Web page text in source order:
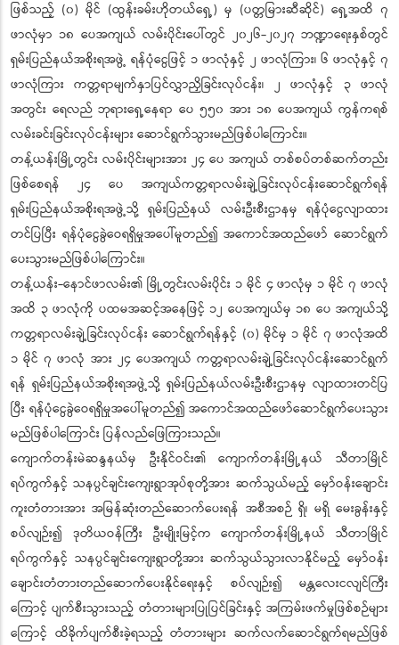
ဖြစ်သည့် (၀) မိုင် (ထွန်းခမ်းဟိုတယ်ရှေ့) မှ (ပတ္တမြားဆီဆိုင်) ရှေ့အထိ ၇
ဖာလုံမှာ ၁၈ ပေအကျယ် လမ်းပိုင်းပေါ်တွင် ၂၀၂၆-၂၀၂၇ ဘဏ္ဍာရေးနှစ်တွင်
ရှမ်းပြည်နယ်အစိုးရအဖွဲ့ ရန်ပုံငွေဖြင့် ၁ ဖာလုံနှင့် ၂ ဖာလုံကြား၊ ၆ ဖာလုံနှင့် ၇
ဖာလုံကြား ကတ္တရာမျက်နှာပြင်လွှာညှိခြင်းလုပ်ငန်း၊ ၂ ဖာလုံနှင့် ၃ ဖာလုံ
အတွင်း ရေလည် ဘုရားရှေ့နေရာ ပေ ၅၅၀ အား ၁၈ ပေအကျယ် ကွန်ကရစ်
လမ်းခင်းခြင်းလုပ်ငန်းများ ဆောင်ရွက်သွားမည်ဖြစ်ပါကြောင်း။
တန့်ယန်းမြို့တွင်း လမ်းပိုင်းများအား ၂၄ ပေ အကျယ် တစ်စပ်တစ်ဆက်တည်း
ဖြစ်စေရန် ၂၄ ပေ အကျယ်ကတ္တရာလမ်းချဲ့ခြင်းလုပ်ငန်းဆောင်ရွက်ရန်
ရှမ်းပြည်နယ်အစိုးရအဖွဲ့သို့ ရှမ်းပြည်နယ် လမ်းဦးစီးဌာနမှ ရန်ပုံငွေလျာထား
တင်ပြပြီး ရန်ပုံငွေခွဲဝေရရှိမှုအပေါ်မူတည်၍ အကောင်အထည်ဖော် ဆောင်ရွက်
ပေးသွားမည်ဖြစ်ပါကြောင်း။
တန့်ယန်း-နောင်ဖာလမ်း၏ မြို့တွင်းလမ်းပိုင်း ၁ မိုင် ၄ ဖာလုံမှ ၁ မိုင် ၇ ဖာလုံ
အထိ ၃ ဖာလုံကို ပထမအဆင့်အနေဖြင့် ၁၂ ပေအကျယ်မှ ၁၈ ပေ အကျယ်သို့
ကတ္တရာလမ်းချဲ့ခြင်းလုပ်ငန်း ဆောင်ရွက်ရန်နှင့် (၀) မိုင်မှ ၁ မိုင် ၇ ဖာလုံအထိ
၁ မိုင် ၇ ဖာလုံ အား ၂၄ ပေအကျယ် ကတ္တရာလမ်းချဲ့ခြင်းလုပ်ငန်းဆောင်ရွက်
ရန် ရှမ်းပြည်နယ်အစိုးရအဖွဲ့သို့ ရှမ်းပြည်နယ်လမ်းဦးစီးဌာနမှ လျာထားတင်ပြ
ပြီး ရန်ပုံငွေခွဲဝေရရှိမှုအပေါ်မူတည်၍ အကောင်အထည်ဖော်ဆောင်ရွက်ပေးသွား
မည်ဖြစ်ပါကြောင်း ပြန်လည်ဖြေကြားသည်။
ကျောက်တန်းမဲဆန္ဒနယ်မှ ဦးနိုင်ဝင်း၏ ကျောက်တန်းမြို့နယ် သီတာမြိုင်
ရပ်ကွက်နှင့် သနပ္ပင်ချင်းကျေးရွာအုပ်စုတို့အား ဆက်သွယ်မည့် မှော်ဝန်းချောင်း
ကူးတံတားအား အမြန်ဆုံးတည်ဆောက်ပေးရန် အစီအစဉ် ရှိ၊ မရှိ မေးခွန်းနှင့်
စပ်လျဉ်း၍ ဒုတိယဝန်ကြီး ဦးမျိုးမြင့်က ကျောက်တန်းမြို့နယ် သီတာမြိုင်
ရပ်ကွက်နှင့် သနပ္ပင်ချင်းကျေးရွာတို့အား ဆက်သွယ်သွားလာနိုင်မည့် မှော်ဝန်း
ချောင်းတံတားတည်ဆောက်ပေးနိုင်ရေးနှင့် စပ်လျဉ်း၍ မန္တလေးငလျင်ကြီး
ကြောင့် ပျက်စီးသွားသည့် တံတားများပြုပြင်ခြင်းနှင့် အကြမ်းဖက်မှုဖြစ်စဉ်များ
ကြောင့် ထိခိုက်ပျက်စီးခဲ့ရသည့် တံတားများ ဆက်လက်ဆောင်ရွက်ရမည်ဖြစ်